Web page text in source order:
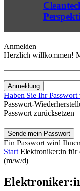
Anmelden
Herzlich willkommen!
Haben Sie Ihr Passwort
Passwort-
Passwort zurücksetzen
Ein Passwort wird
Start Elektroniker:in für
(m/w/d)